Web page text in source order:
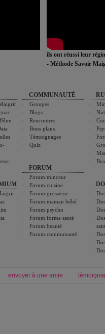
ils ont réussi leur
- Méthode Savoir
COMMUNAUTÉ
Groupes
Blogs
Rencontres
Bons plans
Témoignages
Quiz
FORUM
Forum minceur
Forum cuisine
Forum grossesse
Forum maman bébé
Forum psycho
Forum forme santé
Forum beauté
Forum communauté
envoyer à une amie